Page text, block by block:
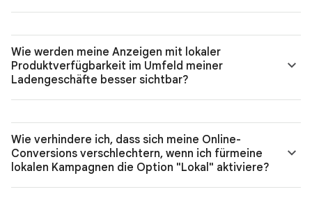
Wie werden meine Anzeigen mit lokaler
Produktverfügbarkeit im Umfeld meiner
Ladengeschäfte besser sichtbar?
Wie verhindere ich, dass sich meine Online-
Conversions verschlechtern, wenn ich fürmeine
lokalen Kampagnen die Option "Lokal" aktiviere?